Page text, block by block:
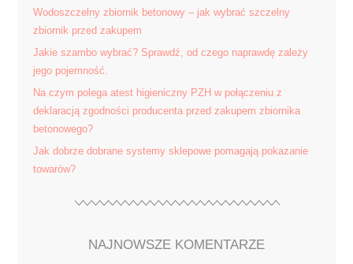
wyglądały
najlepiej.
Wodoszczelny zbiornik betonowy – jak wybrać szczelny
zbiornik przed zakupem
Jakie szambo wybrać? Sprawdź, od czego naprawdę zależy
jego pojemność.
Na czym polega atest higieniczny PZH w połączeniu z
deklaracją zgodności producenta przed zakupem zbiornika
betonowego?
Jak dobrze dobrane systemy sklepowe pomagają pokazanie
towarów?
NAJNOWSZE KOMENTARZE